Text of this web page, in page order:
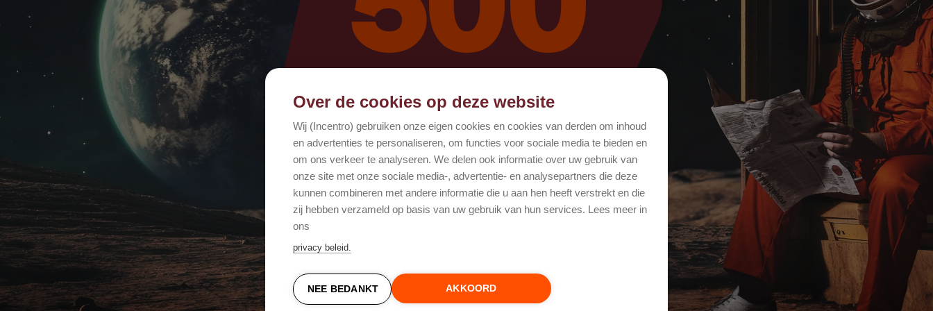
Probeer het opnieuw
Over de cookies op deze website
Wij (Incentro) gebruiken onze eigen cookies en cookies van derden om inhoud
en advertenties te personaliseren, om functies voor sociale media te bieden en
om ons verkeer te analyseren. We delen ook informatie over uw gebruik van
onze site met onze sociale media-, advertentie- en analysepartners die deze
kunnen combineren met andere informatie die u aan hen heeft verstrekt en die
zij hebben verzameld op basis van uw gebruik van hun services. Lees meer in
ons
privacy beleid.
NEE BEDANKT AKKOORD